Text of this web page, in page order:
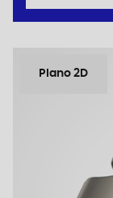
Plano 2D